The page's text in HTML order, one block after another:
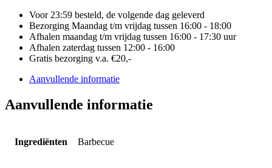
Voor 23:59 besteld, de volgende dag geleverd
Bezorging Maandag t/m vrijdag tussen 16:00 - 18:00
Afhalen maandag t/m vrijdag tussen 16:00 - 17:30 uur
Afhalen zaterdag tussen 12:00 - 16:00
Gratis bezorging v.a. €20,-
Aanvullende informatie
Aanvullende informatie
Ingrediënten Barbecue